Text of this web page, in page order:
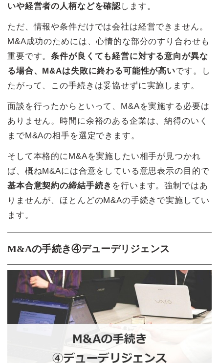
いや経営者の人柄などを確認します。
ただ、情報や条件だけでは会社は経営できません。
M&A成功のためには、心情的な部分のすり合わせも
重要です。条件が良くても経営に対する意向が異な
る場合、M&Aは失敗に終わる可能性が高いです。し
たがって、この手続きは妥協せずに実施します。
面談を行ったからといって、M&Aを実施する必要は
ありません。時間に余裕のある企業は、納得のいく
までM&Aの相手を選定できます。
そして本格的にM&Aを実施したい相手が見つかれ
ば、概ねM&Aには合意をしている意思表示の目的で
基本合意契約の締結手続き を行います。強制ではあ
りませんが、ほとんどのM&Aの手続きで実施してい
ます。
M&Aの手続き④デューデリジェンス